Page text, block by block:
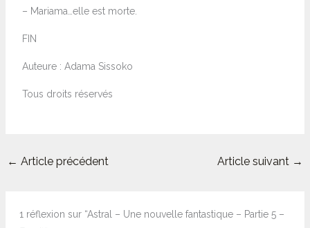
– Mariama…elle est morte.
FIN
Auteure : Adama Sissoko
Tous droits réservés
← Article précédent Article suivant →
1 réflexion sur “Astral – Une nouvelle fantastique – Partie 5 –